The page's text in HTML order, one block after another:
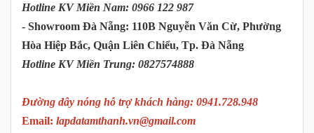
Hotline KV Miền Nam: 0966 122 987
- Showroom Đà Nẵng: 110B Nguyễn Văn Cừ, Phường
Hòa Hiệp Bắc, Quận Liên Chiểu, Tp. Đà Nẵng
Hotline KV Miền Trung: 0827574888
Đường dây nóng hỗ trợ khách hàng: 0941.728.948
Email: lapdatamthanh.vn@gmail.com